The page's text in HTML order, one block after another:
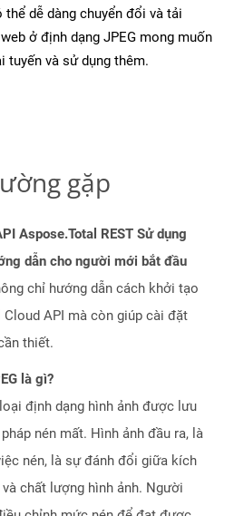
thể dễ dàng chuyển đổi và tải
ở định dạng JPEG mong muốn
tuyến và sử dụng thêm.
gặp
Aspose.Total REST Sử dụng
dẫn cho người mới bắt đầu
chỉ hướng dẫn cách khởi tạo
API mà còn giúp cài đặt
thiết.
là gì?
định dạng hình ảnh được lưu
nén mất. Hình ảnh đầu ra, là
nén, là sự đánh đổi giữa kích
chất lượng hình ảnh. Người